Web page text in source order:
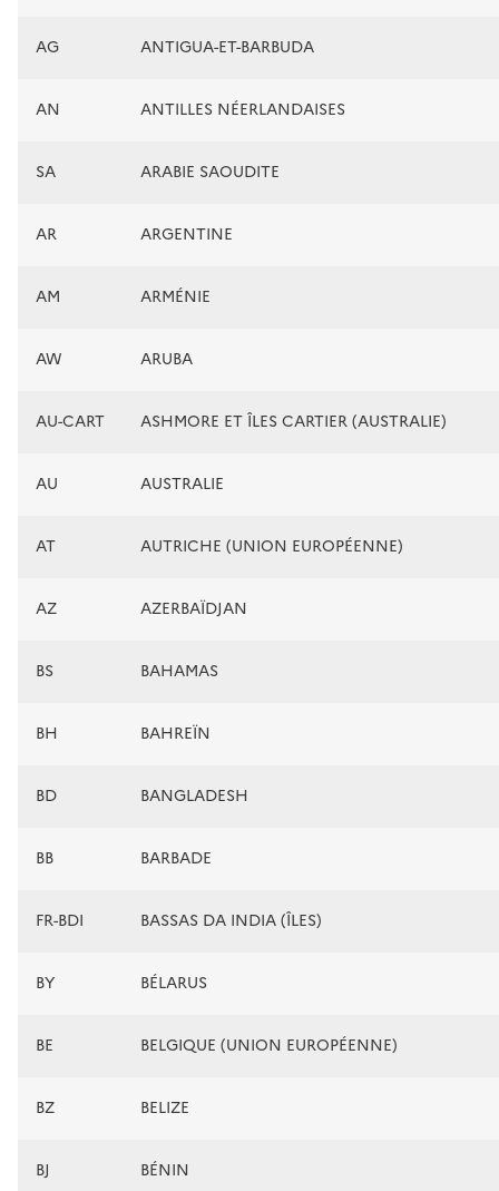
AG ANTIGUA-ET-BARBUDA
AN ANTILLES NÉERLANDAISES
SA ARABIE SAOUDITE
AR ARGENTINE
AM ARMÉNIE
AW ARUBA
AU-CART ASHMORE ET ÎLES CARTIER (AUSTRALIE)
AU AUSTRALIE
AT AUTRICHE (UNION EUROPÉENNE)
AZ AZERBAÏDJAN
BS BAHAMAS
BH BAHREÏN
BD BANGLADESH
BB BARBADE
FR-BDI BASSAS DA INDIA (ÎLES)
BY BÉLARUS
BE BELGIQUE (UNION EUROPÉENNE)
BZ BELIZE
BJ BÉNIN